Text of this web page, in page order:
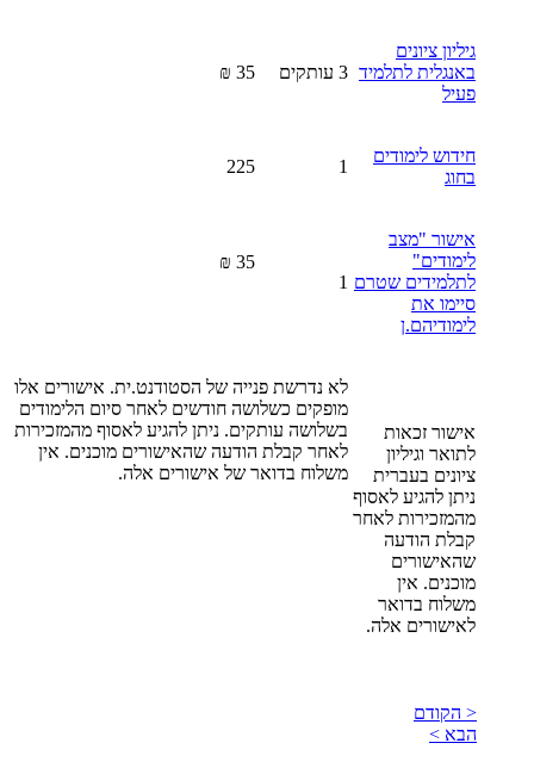
גיליון ציונים
באנגלית לתלמיד
פעיל
3 עותקים 35 ₪
חידוש לימודים
בחוג
1
225
אישור "מצב
לימודים"
לתלמידים שטרם
סיימו את
לימודיהם.ן
1
35 ₪
אישור זכאות
לתואר וגיליון
ציונים בעברית
ניתן להגיע לאסוף
מהמזכירות לאחר
קבלת הודעה
שהאישורים
מוכנים. אין
משלוח בדואר
לאישורים אלה.
לא נדרשת פנייה של הסטודנט.ית. אישורים אלו
מופקים כשלושה חודשים לאחר סיום הלימודים
בשלושה עותקים. ניתן להגיע לאסוף מהמזכירות
לאחר קבלת הודעה שהאישורים מוכנים. אין
משלוח בדואר של אישורים אלה.
< הקודם
הבא >